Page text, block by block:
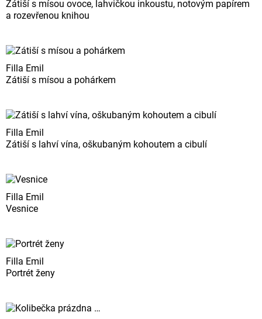
Zátiší s mísou ovoce, lahvičkou inkoustu, notovým papírem
a rozevřenou knihou
Filla Emil
Zátiší s mísou a pohárkem
Filla Emil
Zátiší s lahví vína, oškubaným kohoutem a cibulí
Filla Emil
Vesnice
Filla Emil
Portrét ženy